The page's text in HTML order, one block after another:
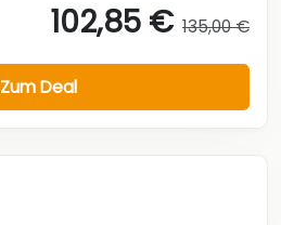
102,85 € 135,00 €
Zum Deal